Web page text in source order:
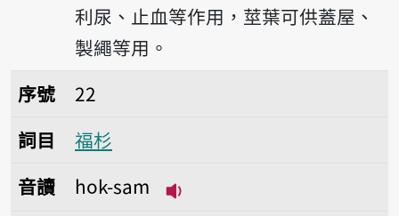
利尿、止血等作用，莖葉可供蓋屋、
製繩等用。
序號22福杉
序號
22
詞目
福杉
音讀
hok-sam